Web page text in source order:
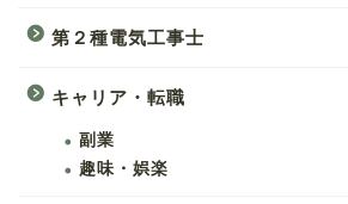
第２種電気工事士
キャリア・転職
副業
趣味・娯楽